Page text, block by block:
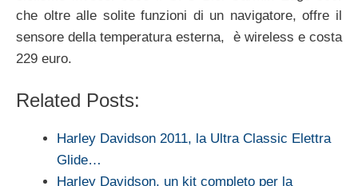
che oltre alle solite funzioni di un navigatore, offre il
sensore della temperatura esterna, è wireless e costa
229 euro.
Related Posts:
Harley Davidson 2011, la Ultra Classic Elettra
Glide…
Harley Davidson, un kit completo per la